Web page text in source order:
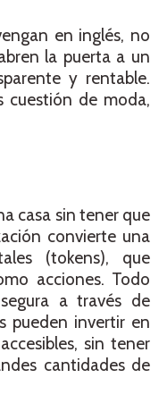
en inglés, no
la puerta a un
y rentable.
cuestión de moda,
casa sin tener que
convierte una
(tokens), que
acciones. Todo
a través de
pueden invertir en
sin tener
cantidades de